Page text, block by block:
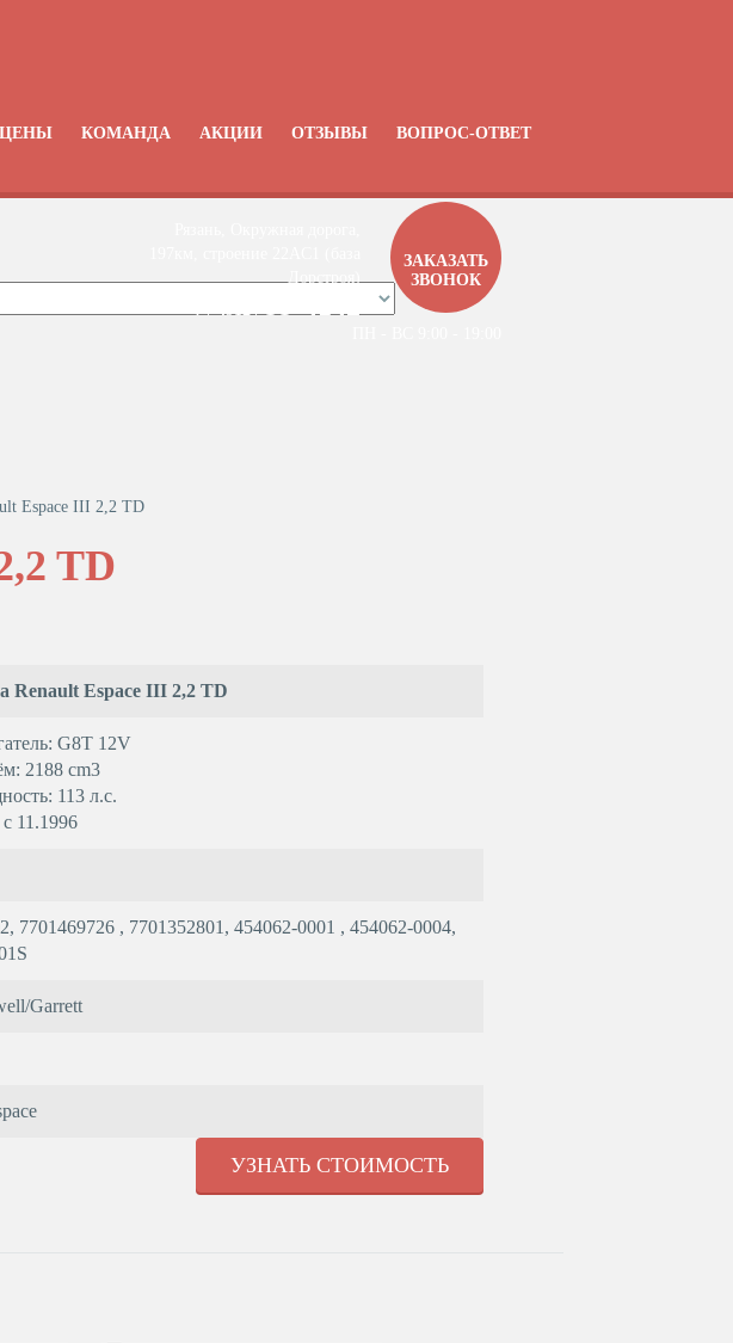
ЦЕНЫ КОМАНДА АКЦИИ ОТЗЫВЫ ВОПРОС-ОТВЕТ
ЗАКАЗАТЬ
ЗВОНОК
Дорстроя)
+7 / 4912 /
Espace III 2,2 TD
TD
Renault Espace III 2,2 TD
G8T 12V
2188 cm3
113 л.с.
11.1996
7701469726 , 7701352801, 454062-0001 , 454062-0004,
Garrett
УЗНАТЬ СТОИМОСТЬ